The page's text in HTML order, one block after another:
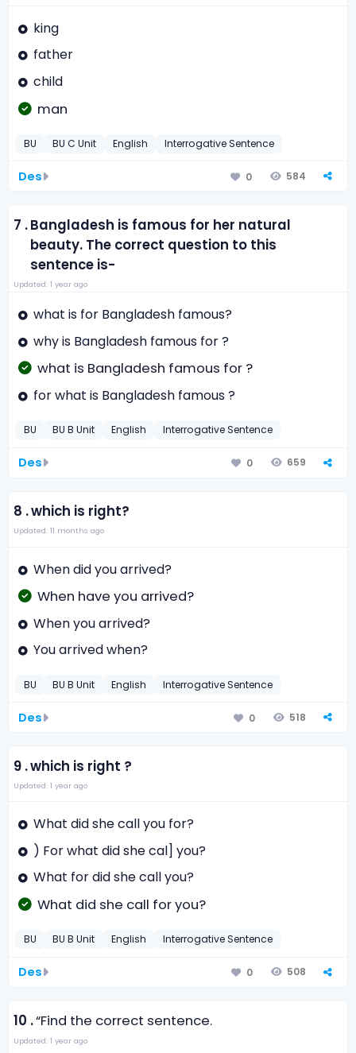
king
father
child
man
BU BU C Unit English Interrogative Sentence
Des 0 584
7 .Bangladesh is famous for her natural
beauty. The correct question to this
sentence is-
Updated: 1 year ago
what is for Bangladesh famous?
why is Bangladesh famous for ?
what is Bangladesh famous for ?
for what is Bangladesh famous ?
BU BU B Unit English Interrogative Sentence
Des 0 659
8 .which is right?
Updated: 11 months ago
When did you arrived?
When have you arrived?
When you arrived?
You arrived when?
BU BU B Unit English Interrogative Sentence
Des 0 518
9 .which is right ?
Updated: 1 year ago
What did she call you for?
) For what did she cal] you?
What for did she call you?
What did she call for you?
BU BU B Unit English Interrogative Sentence
Des 0 508
10 .“Find the correct sentence.
Updated: 1 year ago